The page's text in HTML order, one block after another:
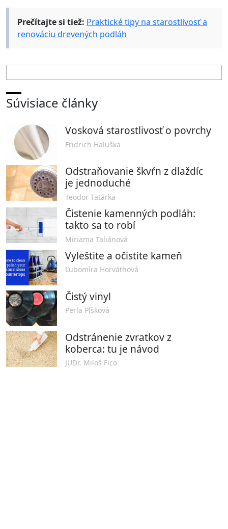
Prečítajte si tiež: Praktické tipy na starostlivosť a
renováciu drevených podláh
Súvisiace články
Vosková starostlivosť o povrchy
Fridrich Haluška
Odstraňovanie škvŕn z dlaždíc
je jednoduché
Teodor Tatárka
Čistenie kamenných podláh:
takto sa to robí
Miriama Taliánová
Vyleštite a očistite kameň
Ľubomíra Horváthová
Čistý vinyl
Perla Plšková
Odstránenie zvratkov z
koberca: tu je návod
JUDr. Miloš Fico